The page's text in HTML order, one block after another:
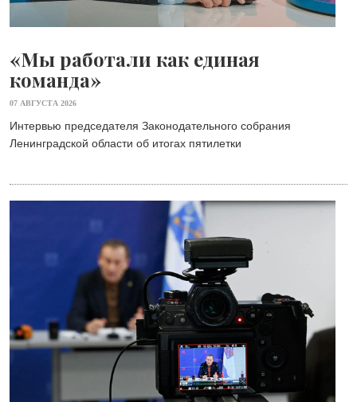
«Мы работали как единая
команда»
07 АВГУСТА 2026
Интервью председателя Законодательного собрания
Ленинградской области об итогах пятилетки